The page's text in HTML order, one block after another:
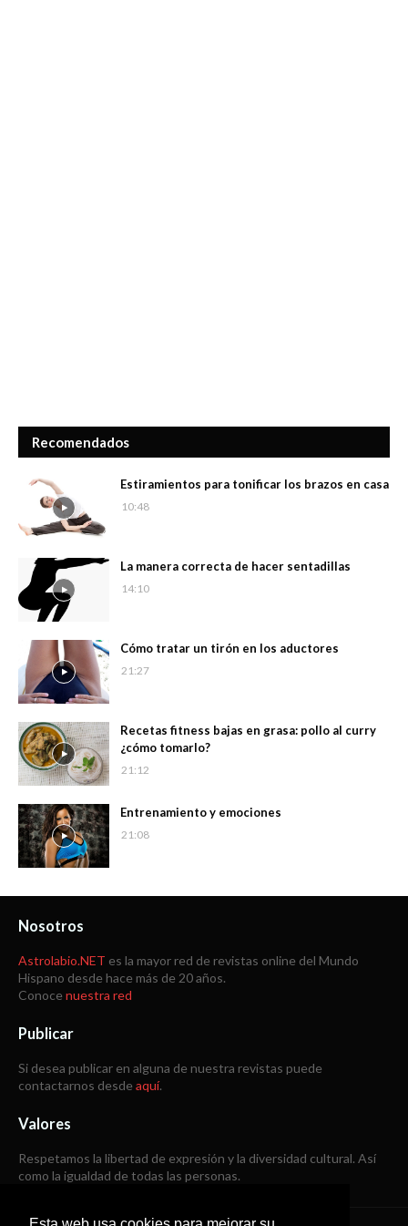
Recomendados
Estiramientos para tonificar los brazos en casa
10:48
La manera correcta de hacer sentadillas
14:10
Cómo tratar un tirón en los aductores
21:27
Recetas fitness bajas en grasa: pollo al curry
¿cómo tomarlo?
21:12
Entrenamiento y emociones
21:08
Nosotros
Astrolabio.NET es la mayor red de revistas online del Mundo
Hispano desde hace más de 20 años.
Conoce nuestra red
Publicar
Si desea publicar en alguna de nuestra revistas puede
contactarnos desde aquí.
Valores
Respetamos la libertad de expresión y la diversidad cultural. Así
como la igualdad de todas las personas.